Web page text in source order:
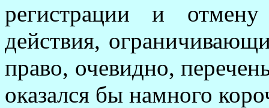
регистрации и отмену
действия,
право, очевидно,
оказался бы намного